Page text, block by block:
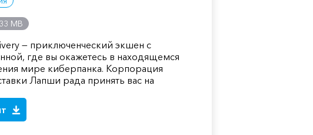
MB
— приключенческий экшен с
где вы окажетесь в находящемся
мире киберпанка. Корпорация
Лапши рада принять вас на